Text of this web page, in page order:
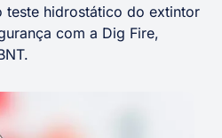
teste hidrostático do extintor
com a Dig Fire,